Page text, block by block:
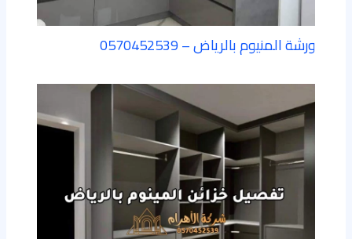
ورشة المنيوم بالرياض – 0570452539